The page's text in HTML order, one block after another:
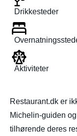
Drikkesteder
Aktiviteter
Restaurant.dk er
Michelin-guiden
tilhørende deres